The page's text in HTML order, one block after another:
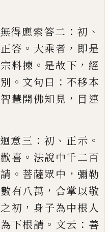
得應索答二 ： 初 、
答 。 大乘者 ， 即是
料揀 。 是故下 ， 經
。 文句曰 ： 不移本
慧開佛知見 ， 目連
意三 ： 初 、 正示 。
喜 。 法說中千二百
。 菩薩眾中 ，彌勒
有八萬 ， 合掌以敬
初 ， 身子為中根人
下根請 。 文云 ： 善